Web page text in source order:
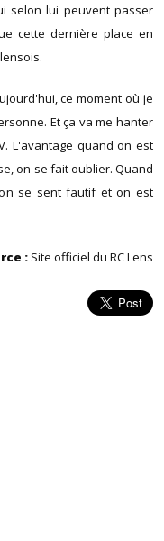
selon lui peuvent passer
cette dernière place en
ce moment où je
Et ça va me hanter
L'avantage quand on est
on se fait oublier. Quand
se sent fautif et on est
: Site officiel du RC Lens